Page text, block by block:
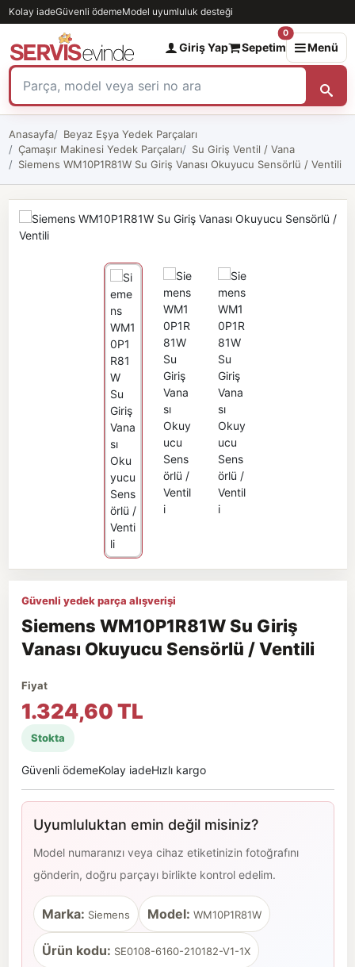
Kolay iadeGüvenli ödemeModel uyumluluk desteği
Giriş Yap Sepetim
0
Menü
Anasayfa
Beyaz Eşya Yedek Parçaları
Çamaşır Makinesi Yedek Parçaları
Su Giriş Ventil / Vana
Siemens WM10P1R81W Su Giriş Vanası Okuyucu Sensörlü / Ventili
Güvenli yedek parça alışverişi
Siemens WM10P1R81W Su Giriş
Vanası Okuyucu Sensörlü / Ventili
Fiyat
1.324,60 TL
Stokta
Güvenli ödemeKolay iadeHızlı kargo
Uyumluluktan emin değil misiniz?
Model numaranızı veya cihaz etiketinizin fotoğrafını
gönderin, doğru parçayı birlikte kontrol edelim.
Marka: Siemens Model: WM10P1R81W
Ürün kodu: SE0108-6160-210182-V1-1X